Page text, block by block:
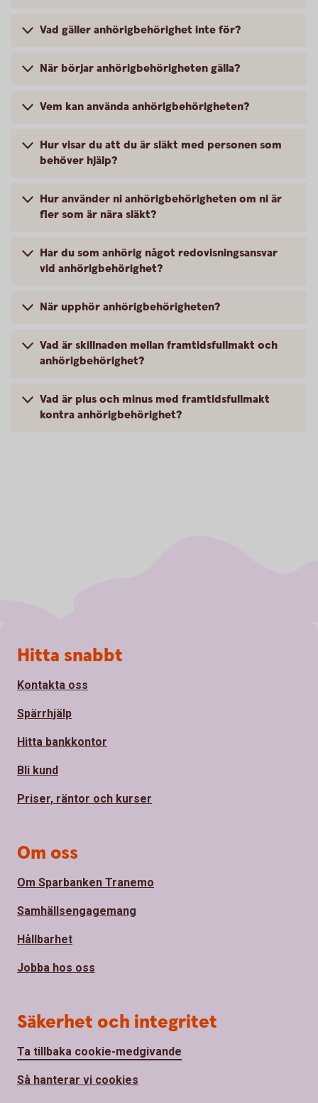
Vad gäller anhörigbehörighet inte för?
När börjar anhörigbehörigheten gälla?
Vem kan använda anhörigbehörigheten?
Hur visar du att du är släkt med personen som
behöver hjälp?
Hur använder ni anhörigbehörigheten om ni är
fler som är nära släkt?
Har du som anhörig något redovisningsansvar
vid anhörigbehörighet?
När upphör anhörigbehörigheten?
Vad är skillnaden mellan framtidsfullmakt och
anhörigbehörighet?
Vad är plus och minus med framtidsfullmakt
kontra anhörigbehörighet?
Sidfot
Hitta snabbt
Kontakta oss
Spärrhjälp
Hitta bankkontor
Bli kund
Priser, räntor och kurser
Om oss
Om Sparbanken Tranemo
Samhällsengagemang
Hållbarhet
Jobba hos oss
Säkerhet och integritet
Ta tillbaka cookie-medgivande
Så hanterar vi cookies